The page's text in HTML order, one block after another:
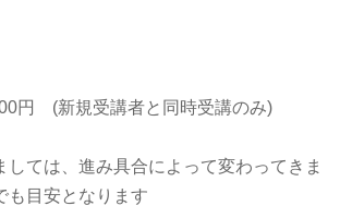
円 (新規受講者と同時受講のみ)
ては、進み具合によって変わってきま
も目安となります